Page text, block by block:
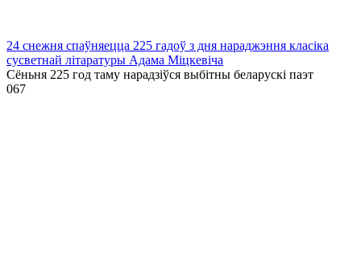
24 снежня спаўняецца 225 гадоў з дня нараджэння класіка
сусветнай літаратуры Адама Міцкевіча
Сёньня 225 год таму нарадзіўся выбітны беларускі паэт
067